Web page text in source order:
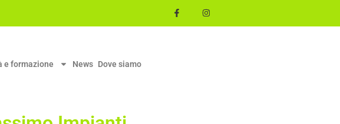
e formazione News Dove siamo